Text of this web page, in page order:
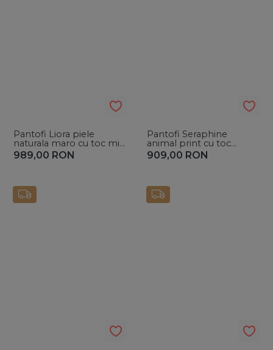
Pantofi Liora piele
naturala maro cu toc mic
evazat
989,00 RON
Pantofi Seraphine
animal print cu toc
subtire
909,00 RON